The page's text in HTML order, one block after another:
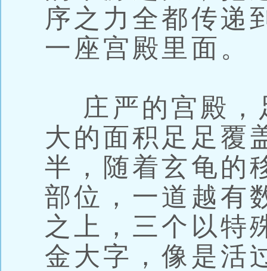
序之力全都传递
一座宫殿里面。
庄严的宫殿，
大的面积足足覆
半，随着玄龟的
部位，一道越有
之上，三个以特
金大字，像是活